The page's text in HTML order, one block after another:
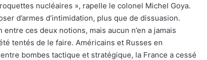
nucléaires », rapelle le colonel Michel Goya.
d’armes d’intimidation, plus que de dissuasion.
ces deux notions, mais aucun n’en a jamais
tentés de le faire. Américains et Russes en
bombes tactique et stratégique, la France a cessé